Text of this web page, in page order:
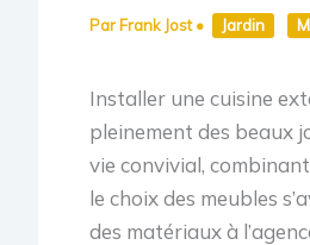
Par Frank Jost• Jardin
Installer une cuisine
pleinement des beaux
vie convivial,
le choix des meubles
des matériaux à